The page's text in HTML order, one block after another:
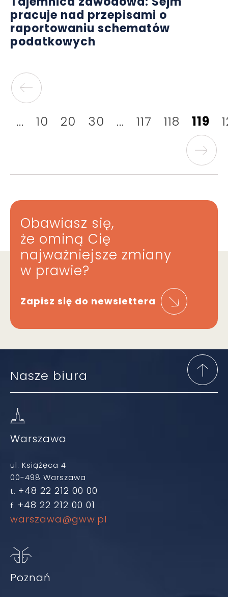
pracuje nad przepisami o
raportowaniu schematów
podatkowych
... 10 20 30 ... 117 118 119
Obawiasz się,
że ominą Cię
najważniejsze zmiany
w prawie?
Zapisz się do newslettera
Nasze biura
Warszawa
ul. Książęca 4
00-498 Warszawa
t. +48 22 212 00 00
f. +48 22 212 00 01
warszawa@gww.pl
Poznań